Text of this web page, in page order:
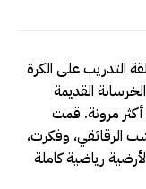
التدريب على الكرة
القديمة
مرونة. قمت
الرقائقي، وفكرت،
رياضية كاملة